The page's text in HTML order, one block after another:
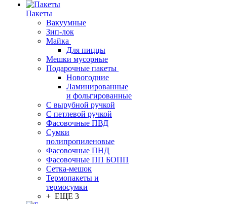
Пакеты
Вакуумные
Зип-лок
Майка
Для пиццы
Мешки мусорные
Подарочные пакеты
Новогодние
Ламинированные
и фольгированные
С вырубной ручкой
С петлевой ручкой
Фасовочные ПВД
Сумки
полипропиленовые
Фасовочные ПНД
Фасовочные ПП БОПП
Сетка-мешок
Термопакеты и
термосумки
+ ЕЩЕ 3